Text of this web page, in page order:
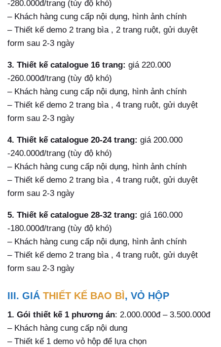
-280.000đ/trang (tùy độ khó)
– Khách hàng cung cấp nội dụng, hình ảnh chính
– Thiết kế demo 2 trang bìa , 2 trang ruột, gửi duyệt
form sau 2-3 ngày
3. Thiết kế catalogue 16 trang: giá 220.000
-260.000đ/trang (tùy độ khó)
– Khách hàng cung cấp nội dụng, hình ảnh chính
– Thiết kế demo 2 trang bìa , 4 trang ruột, gửi duyệt
form sau 2-3 ngày
4. Thiết kế catalogue 20-24 trang: giá 200.000
-240.000đ/trang (tùy độ khó)
– Khách hàng cung cấp nội dụng, hình ảnh chính
– Thiết kế demo 2 trang bìa , 4 trang ruột, gửi duyệt
form sau 2-3 ngày
5. Thiết kế catalogue 28-32 trang: giá 160.000
-180.000đ/trang (tùy độ khó)
– Khách hàng cung cấp nội dụng, hình ảnh chính
– Thiết kế demo 2 trang bìa , 4 trang ruột, gửi duyệt
form sau 2-3 ngày
III. GIÁ THIẾT KẾ BAO BÌ, VỎ HỘP
1. Gói thiết kế 1 phương án: 2.000.000đ – 3.500.000đ
– Khách hàng cung cấp nội dung
– Thiết kế 1 demo vỏ hộp để lựa chọn